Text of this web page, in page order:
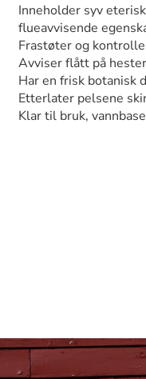
Inneholder syv
flueavvisende
Frastøter og
Avviser flått på
Har en frisk botanisk
Etterlater pelsene
Klar til bruk,